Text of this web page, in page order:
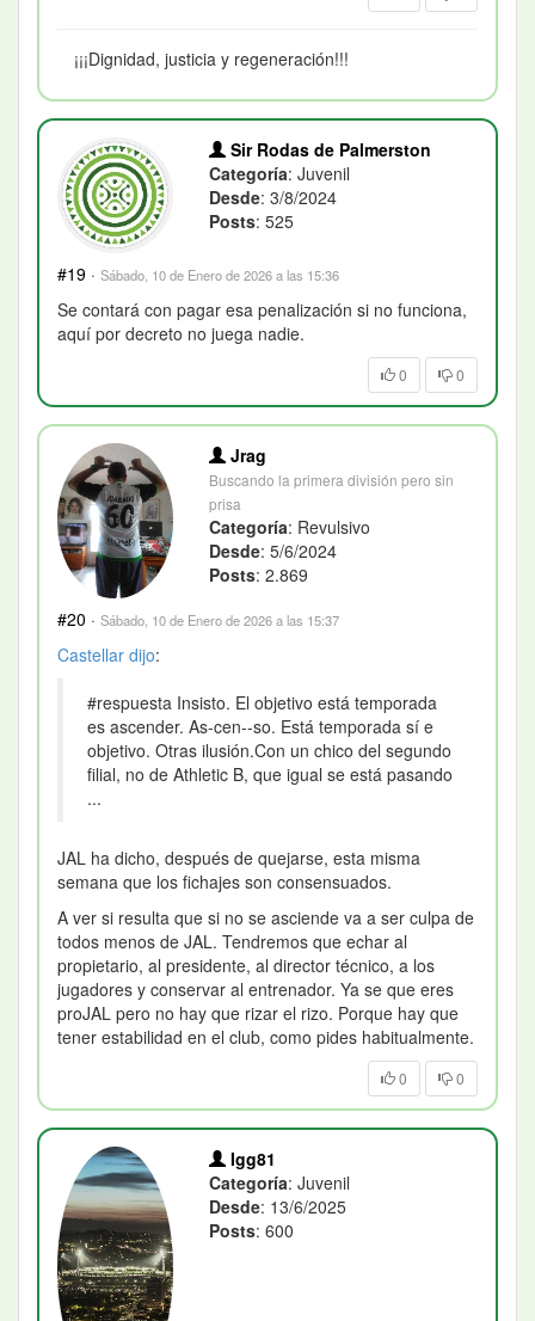
¡¡¡Dignidad, justicia y regeneración!!!
Sir Rodas de Palmerston
Categoría: Juvenil
Desde: 3/8/2024
Posts: 525
#19 · Sábado, 10 de Enero de 2026 a las 15:36
Se contará con pagar esa penalización si no funciona,
aquí por decreto no juega nadie.
0 0
Jrag
Buscando la primera división pero sin
prisa
Categoría: Revulsivo
Desde: 5/6/2024
Posts: 2.869
#20 · Sábado, 10 de Enero de 2026 a las 15:37
Castellar dijo:
#respuesta Insisto. El objetivo está temporada
es ascender. As-cen--so. Está temporada sí e
objetivo. Otras ilusión.Con un chico del segundo
filial, no de Athletic B, que igual se está pasando
...
JAL ha dicho, después de quejarse, esta misma
semana que los fichajes son consensuados.
A ver si resulta que si no se asciende va a ser culpa de
todos menos de JAL. Tendremos que echar al
propietario, al presidente, al director técnico, a los
jugadores y conservar al entrenador. Ya se que eres
proJAL pero no hay que rizar el rizo. Porque hay que
tener estabilidad en el club, como pides habitualmente.
0 0
Igg81
Categoría: Juvenil
Desde: 13/6/2025
Posts: 600